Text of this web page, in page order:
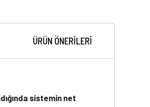
ÜRÜN ÖNERILERI
sistemin net